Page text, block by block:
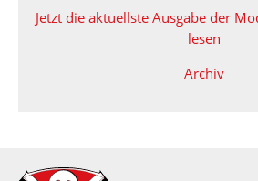
Jetzt die aktuellste Ausgabe der
lesen
Archiv